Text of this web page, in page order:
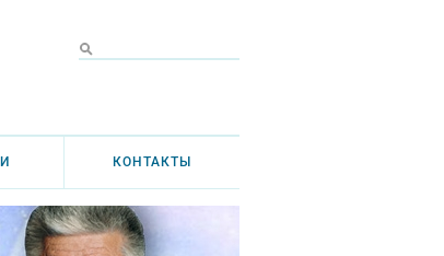
КОНТАКТЫ